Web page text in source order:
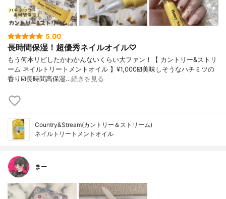
5.00
長時間保湿！超優秀ネイルオイル♡
もう何本リピしたかわかんないくらい大ファン！【 カントリー&ストリ
ーム ネイルトリートメントオイル 】¥1,000☑️美味しそうなハチミツの
香り☑️長時間高保湿…続きを見る
Country&Stream(カントリー＆ストリーム)
ネイルトリートメントオイル
まー